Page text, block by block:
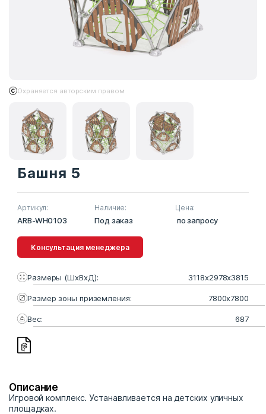
Охраняется авторским правом
Башня 5
Артикул:
ARB-WH0103
Наличие:
Под заказ
Цена:
по запросу
Консультация менеджера
Размеры (ШхВхД): 3118х2978х3815
Размер зоны приземления: 7800х7800
Вес: 687
Описание
Игровой комплекс. Устанавливается на детских уличных
площадках.